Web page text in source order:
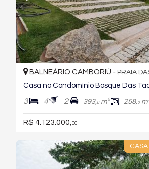
BALNEÁRIO CAMBORIÚ - PRAIA
Casa no Condomínio Bosque Das
3 4 2 393,0m² 258,0
R$ 4.123.000,00